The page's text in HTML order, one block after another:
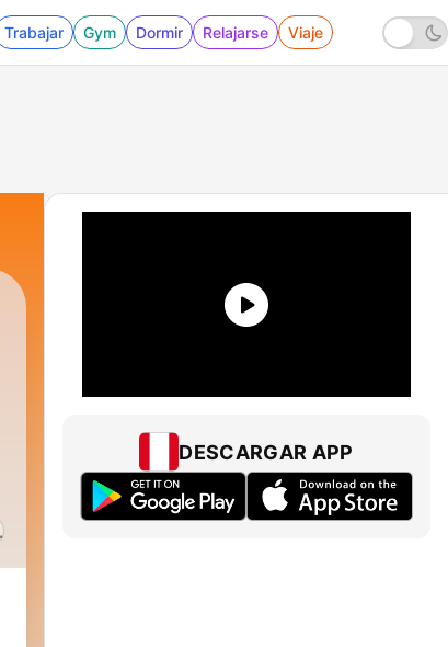
Trabajar Gym Dormir Relajarse Viaje
DESCARGAR APP